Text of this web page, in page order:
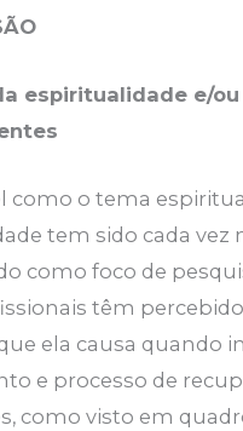
espiritualidade e/
como o tema
tem sido cada vez
como foco de
têm
ela causa quando
e processo de
como visto em